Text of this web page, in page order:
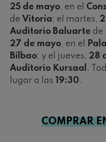
25 de mayo, en el
de Vitoria; el martes,
Auditorio Baluarte de
27 de mayo, en el
Bilbao; y el jueves, 28
Auditorio Kursaal .
lugar a las
19:30.
COMPRAR